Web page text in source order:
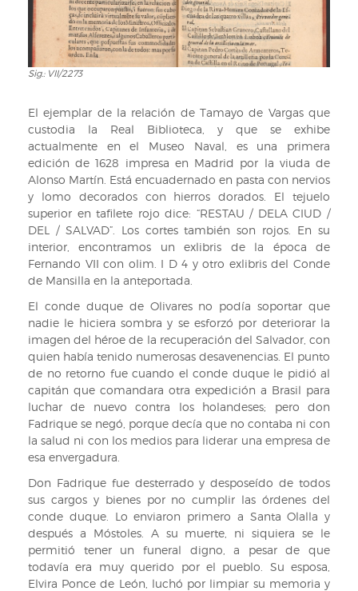
Sig.:
Sig.: VII/2273
El ejemplar de la relación de Tamayo de Vargas que
custodia la Real Biblioteca, y que se exhibe
actualmente en el Museo Naval, es una primera
edición de 1628 impresa en Madrid por la viuda de
Alonso Martín. Está encuadernado en pasta con nervios
y lomo decorados con hierros dorados. El tejuelo
superior en tafilete rojo dice: “RESTAU / DELA CIUD /
DEL / SALVAD”. Los cortes también son rojos. En su
interior, encontramos un exlibris de la época de
Fernando VII con olim. I D 4 y otro exlibris del Conde
de Mansilla en la anteportada.
El conde duque de Olivares no podía soportar que
nadie le hiciera sombra y se esforzó por deteriorar la
imagen del héroe de la recuperación del Salvador, con
quien había tenido numerosas desavenencias. El punto
de no retorno fue cuando el conde duque le pidió al
capitán que comandara otra expedición a Brasil para
luchar de nuevo contra los holandeses; pero don
Fadrique se negó, porque decía que no contaba ni con
la salud ni con los medios para liderar una empresa de
esa envergadura.
Don Fadrique fue desterrado y desposeído de todos
sus cargos y bienes por no cumplir las órdenes del
conde duque. Lo enviaron primero a Santa Olalla y
después a Móstoles. A su muerte, ni siquiera se le
permitió tener un funeral digno, a pesar de que
todavía era muy querido por el pueblo. Su esposa,
Elvira Ponce de León, luchó por limpiar su memoria y